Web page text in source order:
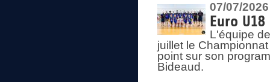
07/07/2026
Euro
L'équipe
juillet le
point sur son
Bideaud.